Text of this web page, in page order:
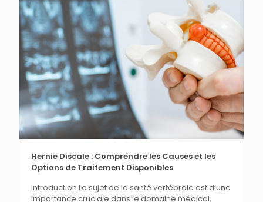
Hernie Discale : Comprendre les Causes et les
Options de Traitement Disponibles
Introduction Le sujet de la santé vertébrale est d’une
importance cruciale dans le domaine médical,